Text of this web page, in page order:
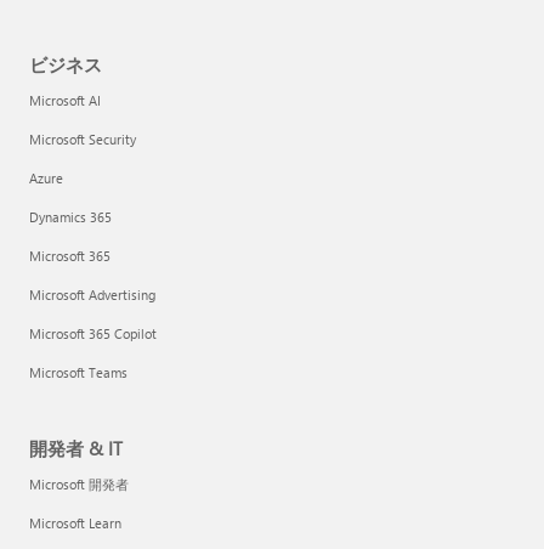
ビジネス
Microsoft AI
Microsoft Security
Azure
Dynamics 365
Microsoft 365
Microsoft Advertising
Microsoft 365 Copilot
Microsoft Teams
開発者 & IT
Microsoft 開発者
Microsoft Learn